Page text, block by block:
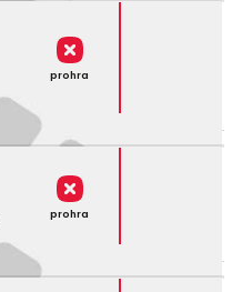
prohra
prohra